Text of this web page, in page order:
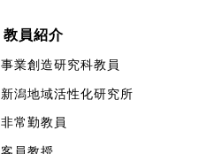
教員紹介
事業創造研究科教員
新潟地域活性化研究所
非常勤教員
客員教授